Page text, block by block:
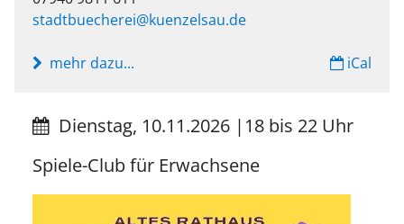
stadtbuecherei@kuenzelsau.de
iCal
mehr dazu...
Dienstag, 10.11.2026 | 18 bis 22 Uhr
Spiele-Club für Erwachsene